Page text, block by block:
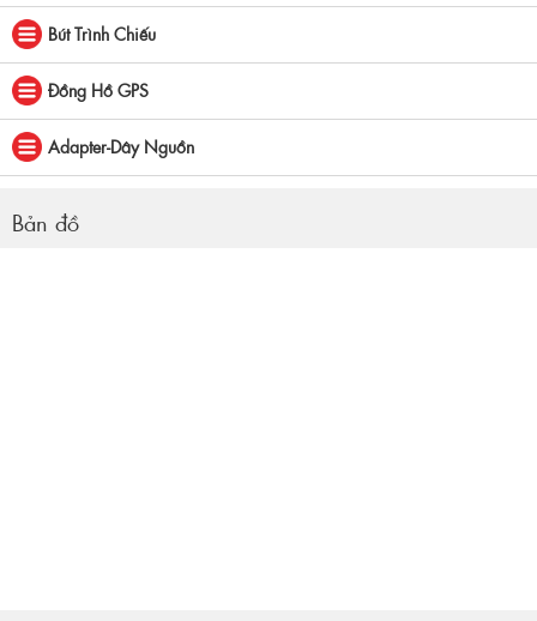
Bút Trình Chiếu
Đồng Hồ GPS
Adapter-Dây Nguồn
Bản đồ